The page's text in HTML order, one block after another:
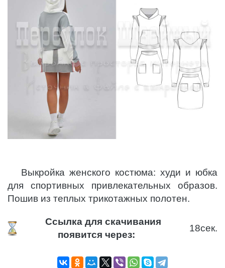
Выкройка женского костюма: худи и юбка
для спортивных привлекательных образов.
Пошив из теплых трикотажных полотен.
Ссылка для скачивания
появится через:
18сек.